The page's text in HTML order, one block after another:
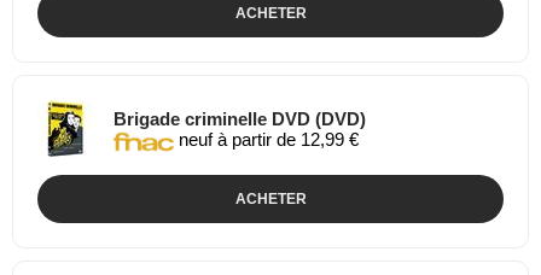
ACHETER
Brigade criminelle DVD (DVD)
neuf à partir de 12,99 €
ACHETER